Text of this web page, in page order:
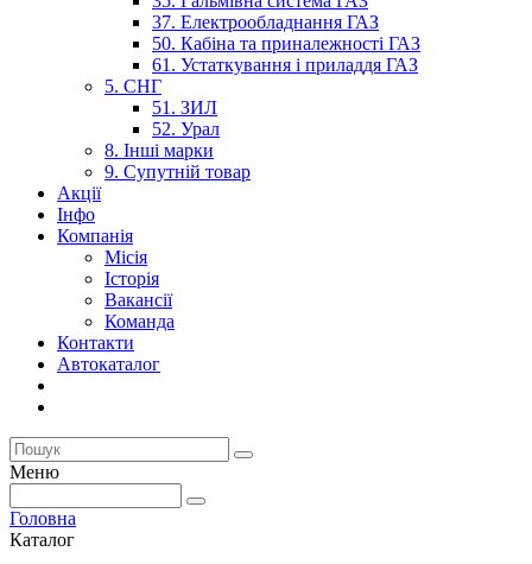
37. Електрообладнання ГАЗ
50. Кабіна та приналежності ГАЗ
61. Устаткування і приладдя ГАЗ
5. СНГ
51. ЗИЛ
52. Урал
8. Інші марки
9. Супутній товар
Акції
Інфо
Компанія
Місія
Історія
Вакансії
Команда
Контакти
Автокаталог
Меню
Головна
Каталог